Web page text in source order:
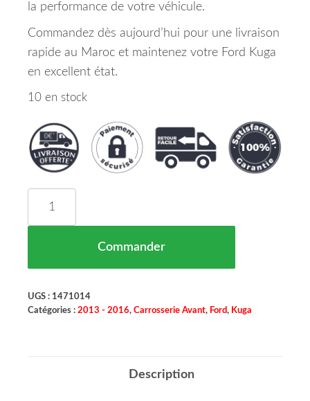
la performance de votre véhicule.
Commandez dès aujourd’hui pour une livraison
rapide au Maroc et maintenez votre Ford Kuga
en excellent état.
10 en stock
Commander
UGS : 1471014
Catégories : 2013 - 2016, Carrosserie Avant, Ford, Kuga
Description